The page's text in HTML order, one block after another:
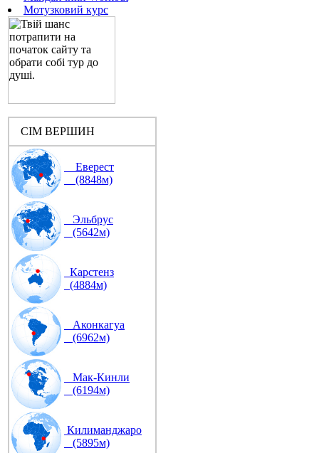
Мотузковий курс
СІМ ВЕРШИН
Еверест
(8848м)
Эльбрус
(5642м)
Карстенз
(4884м)
Аконкагуа
(6962м)
Мак-Кинли
(6194м)
Килиманджаро
(5895м)